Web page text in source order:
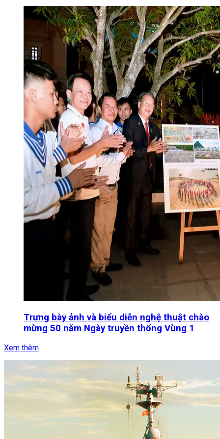
Trưng bày ảnh và biểu diễn nghệ thuật chào
mừng 50 năm Ngày truyền thống Vùng 1
Xem thêm